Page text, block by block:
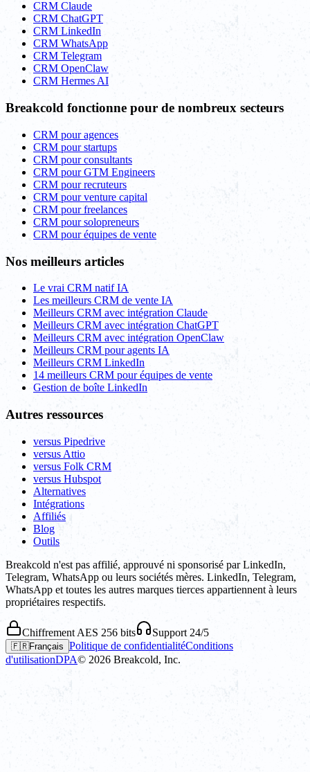
CRM Claude
CRM ChatGPT
CRM LinkedIn
CRM WhatsApp
CRM Telegram
CRM OpenClaw
CRM Hermes AI
Breakcold fonctionne pour de nombreux secteurs
CRM pour agences
CRM pour startups
CRM pour consultants
CRM pour GTM Engineers
CRM pour recruteurs
CRM pour venture capital
CRM pour freelances
CRM pour solopreneurs
CRM pour équipes de vente
Nos meilleurs articles
Le vrai CRM natif IA
Les meilleurs CRM de vente IA
Meilleurs CRM avec intégration Claude
Meilleurs CRM avec intégration ChatGPT
Meilleurs CRM avec intégration OpenClaw
Meilleurs CRM pour agents IA
Meilleurs CRM LinkedIn
14 meilleurs CRM pour équipes de vente
Gestion de boîte LinkedIn
Autres ressources
versus Pipedrive
versus Attio
versus Folk CRM
versus Hubspot
Alternatives
Intégrations
Affiliés
Blog
Outils
Breakcold n'est pas affilié, approuvé ni sponsorisé par LinkedIn,
Telegram, WhatsApp ou leurs sociétés mères. LinkedIn, Telegram,
WhatsApp et toutes les autres marques tierces appartiennent à leurs
propriétaires respectifs.
Chiffrement AES 256 bits Support 24/5
🇫🇷Français Politique de confidentialitéConditions
d'utilisationDPA© 2026 Breakcold, Inc.